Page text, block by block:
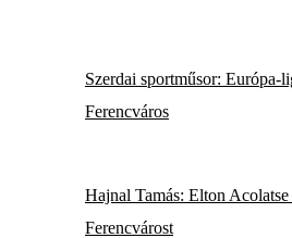
Szerdai sportműsor: Európa-
Ferencváros
Hajnal Tamás: Elton Acolatse
Ferencvárost